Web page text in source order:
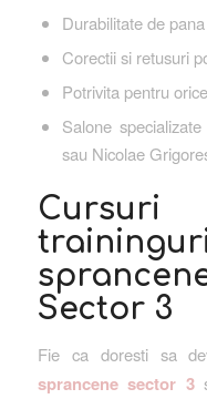
Durabilitate de
Corectii si retusuri
Potrivita pentru
Salone
sau Nicolae
Cursuri
Sector 3
Fie ca doresti sa
sprancene sector 3